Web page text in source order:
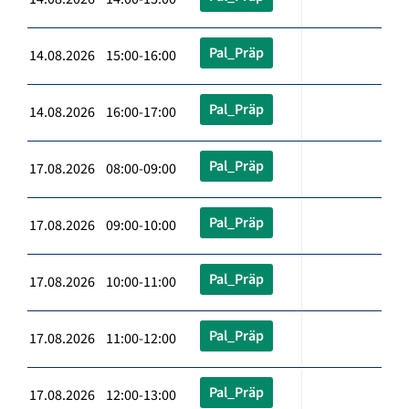
14.08.2026 15:00-16:00 Pal_Präp
14.08.2026 16:00-17:00 Pal_Präp
17.08.2026 08:00-09:00 Pal_Präp
17.08.2026 09:00-10:00 Pal_Präp
17.08.2026 10:00-11:00 Pal_Präp
17.08.2026 11:00-12:00 Pal_Präp
17.08.2026 12:00-13:00 Pal_Präp